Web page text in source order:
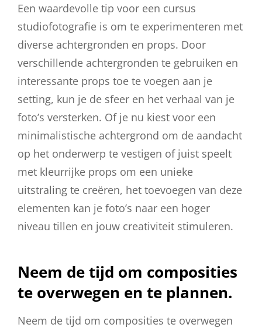
Een waardevolle tip voor een cursus
studiofotografie is om te experimenteren met
diverse achtergronden en props. Door
verschillende achtergronden te gebruiken en
interessante props toe te voegen aan je
setting, kun je de sfeer en het verhaal van je
foto’s versterken. Of je nu kiest voor een
minimalistische achtergrond om de aandacht
op het onderwerp te vestigen of juist speelt
met kleurrijke props om een unieke
uitstraling te creëren, het toevoegen van deze
elementen kan je foto’s naar een hoger
niveau tillen en jouw creativiteit stimuleren.
Neem de tijd om composities
te overwegen en te plannen.
Neem de tijd om composities te overwegen